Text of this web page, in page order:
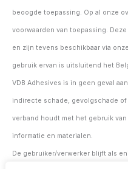
beoogde toepassing. Op al onze
voorwaarden van toepassing.
en zijn tevens beschikbaar via
gebruik ervan is uitsluitend het
VDB Adhesives is in geen geval
indirecte schade, gevolgschade
verband houdt met het gebruik
informatie en materialen.
De gebruiker/verwerker blijft als